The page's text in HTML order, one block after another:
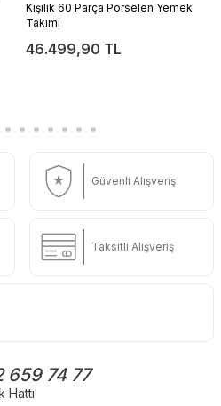
Kişilik 60 Parça Porselen Yemek
Takımı
46.499,90 TL
Güvenli Alışveriş
Taksitli Alışveriş
659 74 77
Hattı